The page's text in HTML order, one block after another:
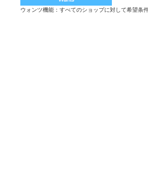
ウォンツ機能：すべてのショップに対して希望条